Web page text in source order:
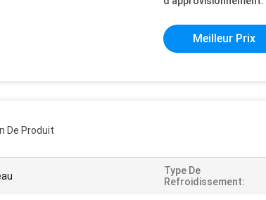
Meilleur Prix
De Produit
Type De
Refroidissement: